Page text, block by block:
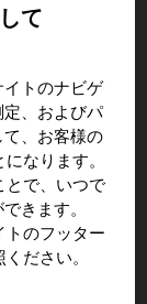
て
イトのナビゲ
、およびパ
、お客様の
なります。
とで、いつで
きます。
トのフッター
ださい。